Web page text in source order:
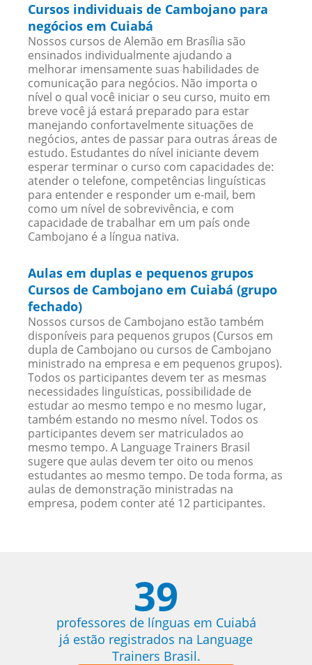
Cursos individuais de Cambojano para
negócios em Cuiabá
Nossos cursos de Alemão em Brasília são
ensinados individualmente ajudando a
melhorar imensamente suas habilidades de
comunicação para negócios. Não importa o
nível o qual você iniciar o seu curso, muito em
breve você já estará preparado para estar
manejando confortavelmente situações de
negócios, antes de passar para outras áreas de
estudo. Estudantes do nível iniciante devem
esperar terminar o curso com capacidades de:
atender o telefone, competências linguísticas
para entender e responder um e-mail, bem
como um nível de sobrevivência, e com
capacidade de trabalhar em um país onde
Cambojano é a língua nativa.
Aulas em duplas e pequenos grupos
Cursos de Cambojano em Cuiabá (grupo
fechado)
Nossos cursos de Cambojano estão também
disponíveis para pequenos grupos (Cursos em
dupla de Cambojano ou cursos de Cambojano
ministrado na empresa e em pequenos grupos).
Todos os participantes devem ter as mesmas
necessidades linguísticas, possibilidade de
estudar ao mesmo tempo e no mesmo lugar,
também estando no mesmo nível. Todos os
participantes devem ser matriculados ao
mesmo tempo. A Language Trainers Brasil
sugere que aulas devem ter oito ou menos
estudantes ao mesmo tempo. De toda forma, as
aulas de demonstração ministradas na
empresa, podem conter até 12 participantes.
39
professores de línguas em Cuiabá
já estão registrados na Language
Trainers Brasil.